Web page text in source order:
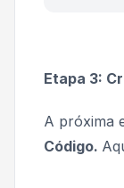
Etapa 3:
A próxima
Código.